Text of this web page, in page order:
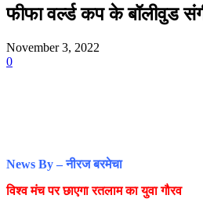
फीफा वर्ल्ड कप के बॉलीवुड
November 3, 2022
0
News By – नीरज बरमेचा
विश्व मंच पर छाएगा रतलाम का युवा गौरव